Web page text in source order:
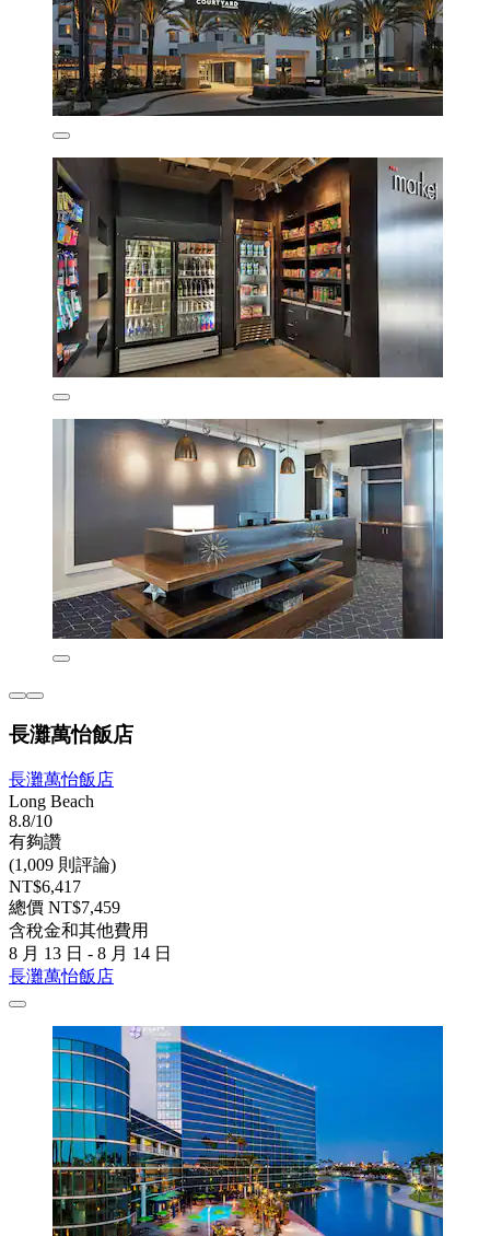
長灘萬怡飯店
長灘萬怡飯店
Long Beach
8.8/10
有夠讚
(1,009 則評論)
NT$6,417
總價 NT$7,459
含稅金和其他費用
8 月 13 日 - 8 月 14 日
長灘萬怡飯店